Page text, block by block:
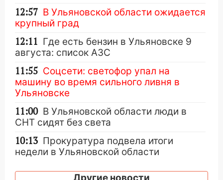
12:57 В Ульяновской области ожидается
крупный град
12:11 Где есть бензин в Ульяновске 9
августа: список АЗС
11:55 Соцсети: светофор упал на
машину во время сильного ливня в
Ульяновске
11:00 В Ульяновской области люди в
СНТ сидят без света
10:13 Прокуратура подвела итоги
недели в Ульяновской области
09:18 Из-за ливня заблокировано